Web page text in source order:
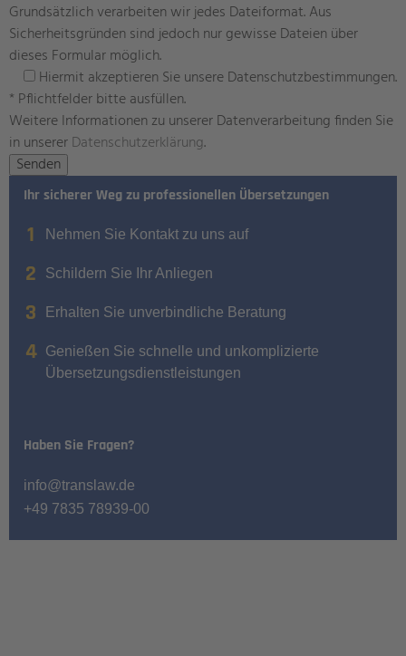
Grundsätzlich verarbeiten wir jedes Dateiformat. Aus
Sicherheitsgründen sind jedoch nur gewisse Dateien über
dieses Formular möglich.
Hiermit akzeptieren Sie unsere Datenschutzbestimmungen.
* Pflichtfelder bitte ausfüllen.
Weitere Informationen zu unserer Datenverarbeitung finden Sie
in unsererDatenschutzerklärung.
Ihr sicherer Weg zu professionellen Übersetzungen
Nehmen Sie Kontakt zu uns auf
Schildern Sie Ihr Anliegen
Erhalten Sie unverbindliche Beratung
Genießen Sie schnelle und unkomplizierte
Übersetzungsdienstleistungen
Haben Sie Fragen?
info@translaw.de
+49 7835 78939-00